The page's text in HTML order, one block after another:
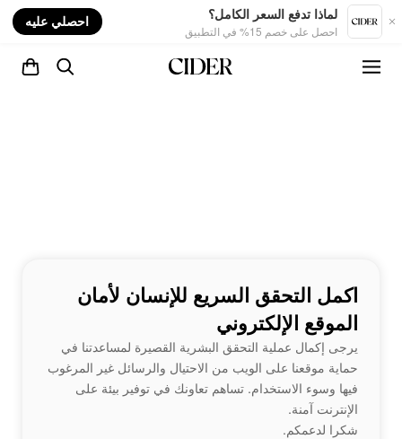
لماذا تدفع السعر الكامل؟
احصل على خصم 15% في التطبيق
احصلي عليه
اكمل التحقق السريع للإنسان لأمان
الموقع الإلكتروني
يرجى إكمال عملية التحقق البشرية القصيرة لمساعدتنا في
حماية موقعنا على الويب من الاحتيال والرسائل غير المرغوب
فيها وسوء الاستخدام. تساهم تعاونك في توفير بيئة على
الإنترنت آمنة.
شكرا لدعمكم.